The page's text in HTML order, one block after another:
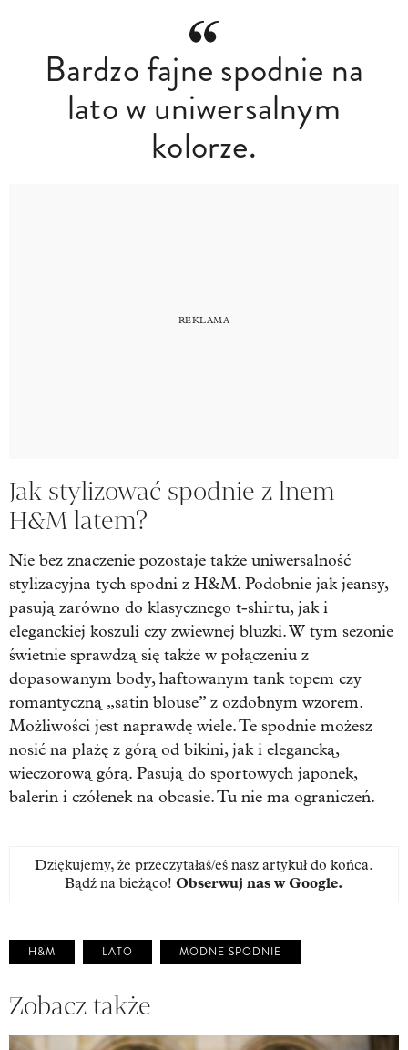
Bardzo fajne spodnie na
lato w uniwersalnym
kolorze.
Jak stylizować spodnie z lnem
H&M latem?
Nie bez znaczenie pozostaje także uniwersalność
stylizacyjna tych spodni z H&M. Podobnie jak jeansy,
pasują zarówno do klasycznego t-shirtu, jak i
eleganckiej koszuli czy zwiewnej bluzki. W tym sezonie
świetnie sprawdzą się także w połączeniu z
dopasowanym body, haftowanym tank topem czy
romantyczną „satin blouse” z ozdobnym wzorem.
Możliwości jest naprawdę wiele. Te spodnie możesz
nosić na plażę z górą od bikini, jak i elegancką,
wieczorową górą. Pasują do sportowych japonek,
balerin i czółenek na obcasie. Tu nie ma ograniczeń.
Dziękujemy, że przeczytałaś/eś nasz artykuł do końca.
Bądź na bieżąco! Obserwuj nas w Google.
H&M LATO MODNE SPODNIE
Zobacz także